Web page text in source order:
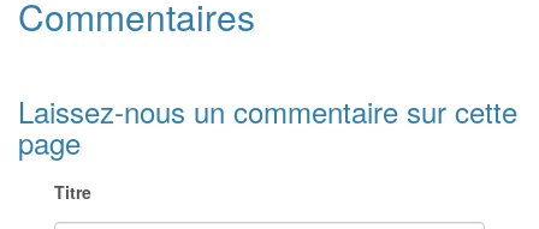
Commentaires
Laissez-nous un commentaire sur cette
page
Titre